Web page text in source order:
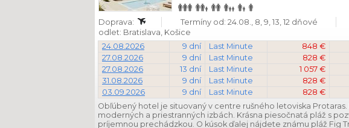
Doprava:
Termíny od: 24.08., 8, 9, 13, 12 dňové
odlet: Bratislava, Košice
24.08.2026
9 dní Last Minute 848 €
27.08.2026
9 dní Last Minute 828 €
27.08.2026
13 dní Last Minute 1 057 €
31.08.2026
9 dní Last Minute 828 €
03.09.2026
9 dní Last Minute 828 €
Obľúbený hotel je situovaný v centre rušného letoviska
moderných a priestranných izbách. Krásna piesočnatá pláž s
príjemnou prechádzkou. O kúsok ďalej nájdete známu pláž Fig